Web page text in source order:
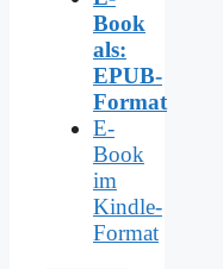
Book
als:
EPUB-
Format
E-
Book
im
Kindle-
Format